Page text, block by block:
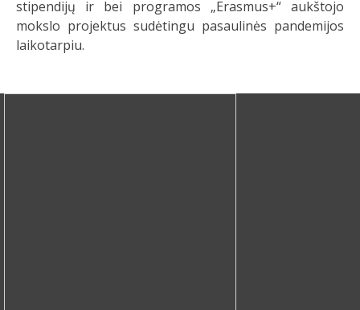
stipendijų ir bei programos „Erasmus+“ aukštojo
mokslo projektus sudėtingu pasaulinės pandemijos
laikotarpiu.